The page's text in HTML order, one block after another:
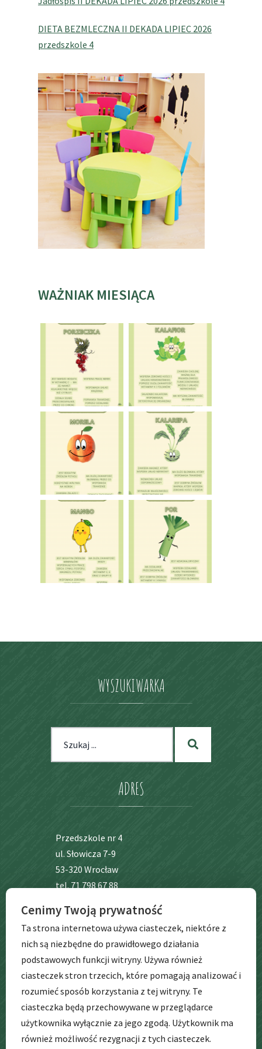
DIETA BEZMLECZNA II DEKADA LIPIEC 2026
przedszkole 4
WAŻNIAK MIESIĄCA
WYSZUKIWARKA
dla:
ADRES
Przedszkole nr 4
ul. Słowicza 7-9
53-320 Wrocław
tel. 71 798 67 88
BIP
GODZINYPRACY
Cenimy Twoją prywatność
Ta strona internetowa używa ciasteczek, niektóre z
nich są niezbędne do prawidłowego działania
podstawowych funkcji witryny. Używa również
ciasteczek stron trzecich, które pomagają analizować i
rozumieć sposób korzystania z tej witryny. Te
ciasteczka będą przechowywane w przeglądarce
użytkownika wyłącznie za jego zgodą. Użytkownik ma
również możliwość rezygnacji z tych ciasteczek.